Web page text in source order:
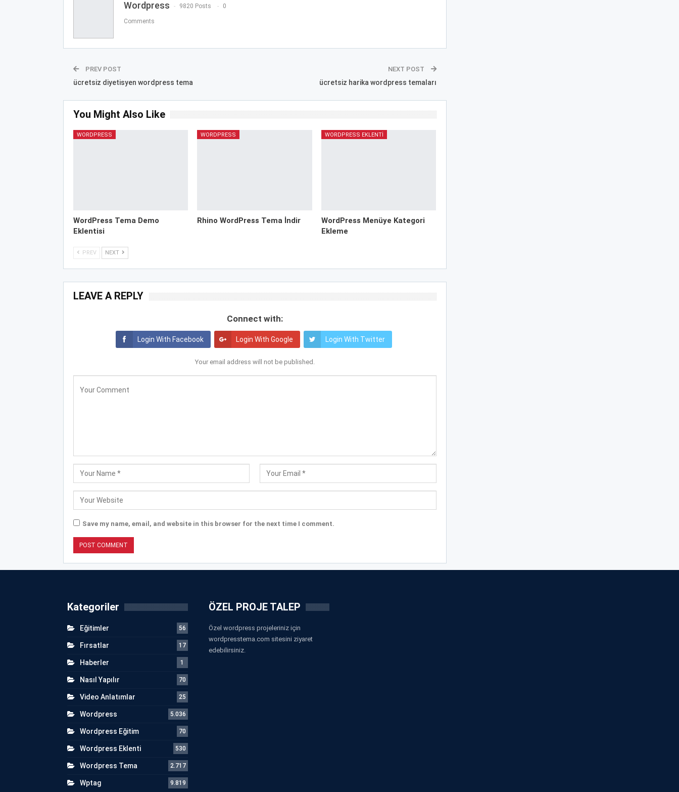
Wordpress 9820 Posts 0
Comments
PREV POST
ücretsiz diyetisyen wordpress tema
NEXT POST
ücretsiz harika wordpress temaları
You Might Also Like
WORDPRESS
WordPress Tema Demo
Eklentisi
WORDPRESS
Rhino WordPress Tema İndir
WORDPRESS EKLENTI
WordPress Menüye Kategori
Ekleme
PREV NEXT
LEAVE A REPLY
Connect with:
Login With Facebook Login With Google Login With Twitter
Your email address will not be published.
Save my name, email, and website in this browser for the next time I comment.
Kategoriler
Eğitimler 56
Fırsatlar 17
Haberler 1
Nasıl Yapılır 70
Video Anlatımlar 25
Wordpress 5.036
Wordpress Eğitim 70
Wordpress Eklenti 530
Wordpress Tema 2.717
Wptag 9.819
ÖZEL PROJE TALEP
Özel wordpress projeleriniz için
wordpresstema.com sitesini ziyaret
edebilirsiniz.